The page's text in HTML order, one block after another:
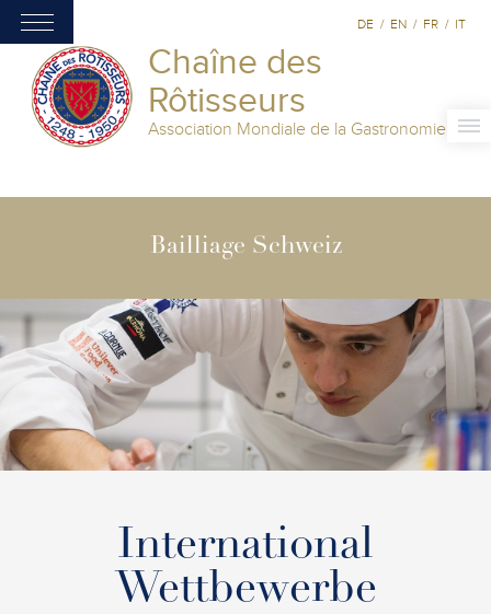
Chaîne des
Rôtisseurs
Association Mondiale de la Gastronomie
DE / EN / FR / IT
Bailliage Schweiz
International
Wettbewerbe